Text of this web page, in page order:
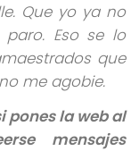
Que yo ya no
Eso se lo
que
me agobie.
pones la web al
mensajes